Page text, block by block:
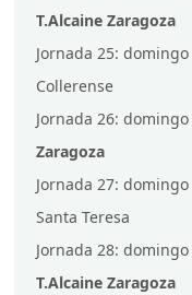
T.Alcaine Zaragoza
Jornada 25:
Collerense
Jornada 26:
Zaragoza
Jornada 27:
Santa Teresa
Jornada 28:
T.Alcaine Zaragoza